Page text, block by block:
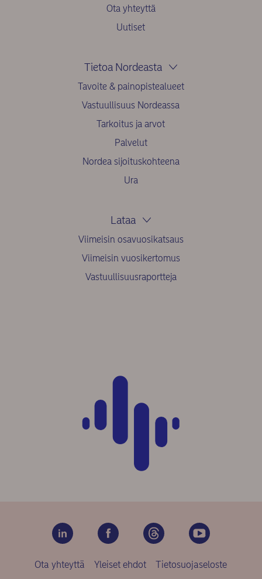
Ota yhteyttä
Uutiset
Tietoa Nordeasta
Tavoite & painopistealueet
Vastuullisuus Nordeassa
Tarkoitus ja arvot
Palvelut
Nordea sijoituskohteena
Ura
Lataa
Viimeisin osavuosikatsaus
Viimeisin vuosikertomus
Vastuullisuusraportteja
Ota yhteyttä Yleiset ehdot Tietosuojaseloste